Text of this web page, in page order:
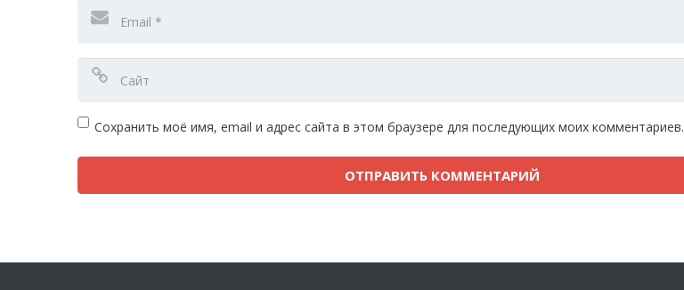
Сохранить моё имя, email и адрес сайта в этом браузере для последующих моих комментариев.